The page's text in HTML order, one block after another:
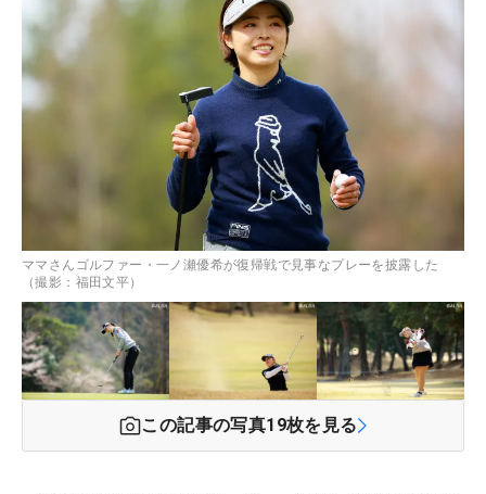
ママさんゴルファー・一ノ瀬優希が復帰戦で見事なプレーを披露した
（撮影：福田文平）
この記事の写真19枚を見る